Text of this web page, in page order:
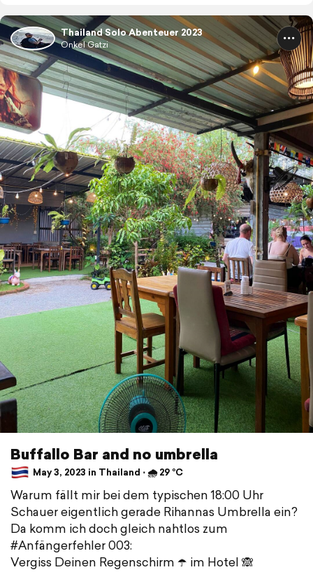
Thailand Solo Abenteuer 2023
Onkel Gatzi
Buffallo Bar and no umbrella
May 3, 2023 in Thailand ⋅ 🌧 29 °C
Warum fällt mir bei dem typischen 18:00 Uhr
Schauer eigentlich gerade Rihannas Umbrella ein?
Da komm ich doch gleich nahtlos zum
#Anfängerfehler 003:
Vergiss Deinen Regenschirm ☂️ im Hotel 🙈